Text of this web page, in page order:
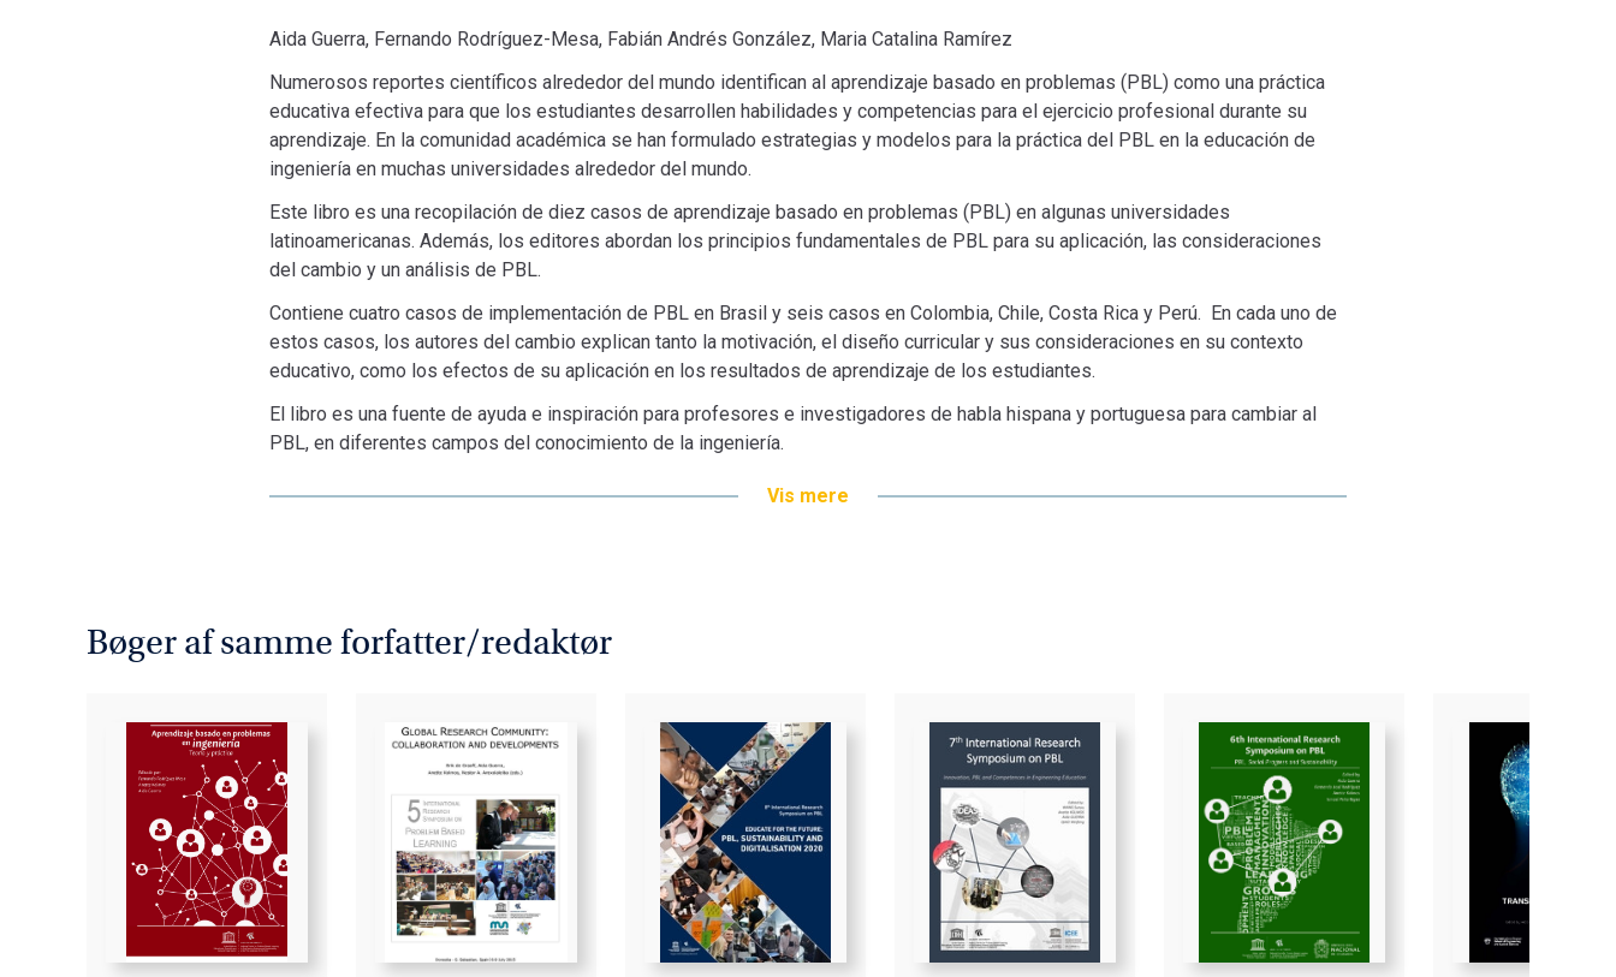
Aida Guerra, Fernando Rodríguez-Mesa, Fabián Andrés González, Maria Catalina Ramírez
Numerosos reportes científicos alrededor del mundo identifican al aprendizaje basado en problemas (PBL) como una práctica
educativa efectiva para que los estudiantes desarrollen habilidades y competencias para el ejercicio profesional durante su
aprendizaje. En la comunidad académica se han formulado estrategias y modelos para la práctica del PBL en la educación de
ingeniería en muchas universidades alrededor del mundo.
Este libro es una recopilación de diez casos de aprendizaje basado en problemas (PBL) en algunas universidades
latinoamericanas. Además, los editores abordan los principios fundamentales de PBL para su aplicación, las consideraciones
del cambio y un análisis de PBL.
Contiene cuatro casos de implementación de PBL en Brasil y seis casos en Colombia, Chile, Costa Rica y Perú. En cada uno de
estos casos, los autores del cambio explican tanto la motivación, el diseño curricular y sus consideraciones en su contexto
educativo, como los efectos de su aplicación en los resultados de aprendizaje de los estudiantes.
El libro es una fuente de ayuda e inspiración para profesores e investigadores de habla hispana y portuguesa para cambiar al
PBL, en diferentes campos del conocimiento de la ingeniería.
Vis mere
Bøger af samme forfatter/redaktør